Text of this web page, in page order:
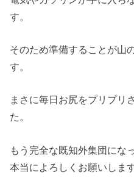
す。
そのため準備することが山
す。
まさに毎日お尻をプリプリ
た。
もう完全な既知外集団にな
本当によろしくお願いします